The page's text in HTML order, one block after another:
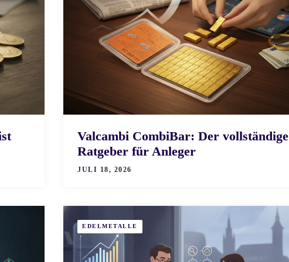
Valcambi CombiBar: Der vollständige
Ratgeber für Anleger
JULI 18, 2026
EDELMETALLE